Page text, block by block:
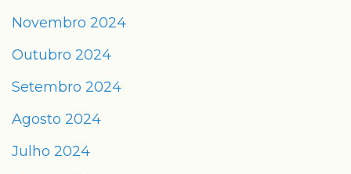
Novembro 2024
Outubro 2024
Setembro 2024
Agosto 2024
Julho 2024